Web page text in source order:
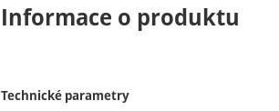
Informace o produktu
Technické parametry